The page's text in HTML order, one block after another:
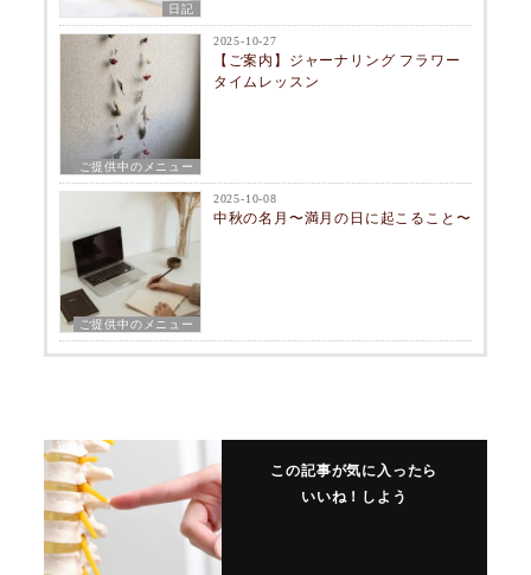
日記
ご提供中のメニュー
2025-10-27
【ご案内】ジャーナリング フラワー
タイムレッスン
ご提供中のメニュー
2025-10-08
中秋の名月〜満月の日に起こること〜
この記事が気に入ったら
いいね！しよう